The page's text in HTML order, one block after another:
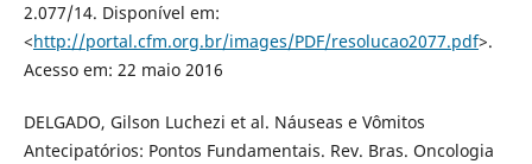
2.077/14. Disponível em:
<http://portal.cfm.org.br/images/PDF/resolucao2077.pdf>.
Acesso em: 22 maio 2016
DELGADO, Gilson Luchezi et al. Náuseas e Vômitos
Antecipatórios: Pontos Fundamentais. Rev. Bras. Oncologia